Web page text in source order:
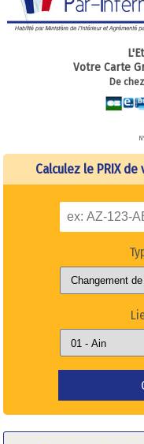
Votre Carte
De
Calculez le PRIX